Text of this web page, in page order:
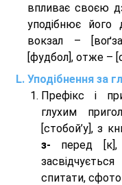
впливає своєю
уподібнює його
вокзал –
[фудбол], отже –
Уподібнення за
Префікс і
глухим
[стобой’у], з
з- перед
спитати,